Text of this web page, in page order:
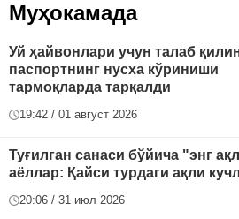
Муҳокамада
Уй ҳайвонлари учун талаб
паспортнинг нусха кўриниши
тармоқларда тарқалди
19:42 / 01 август 2026
Туғилган санаси бўйича "энг
аёллар: Қайси турдаги ақли
20:06 / 31 июл 2026